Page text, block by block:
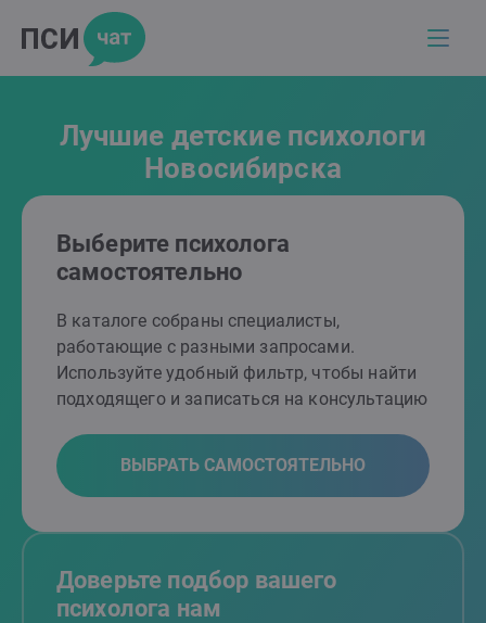
Лучшие детские психологи
Новосибирска
Выберите психолога
самостоятельно
В каталоге собраны специалисты,
работающие с разными запросами.
Используйте удобный фильтр, чтобы найти
подходящего и записаться на консультацию
ВЫБРАТЬ САМОСТОЯТЕЛЬНО
Доверьте подбор вашего
психолога нам